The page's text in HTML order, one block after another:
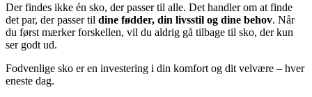
Der findes ikke én sko, der passer til alle. Det handler om at finde
det par, der passer til dine fødder, din livsstil og dine behov. Når
du først mærker forskellen, vil du aldrig gå tilbage til sko, der kun
ser godt ud.
Fodvenlige sko er en investering i din komfort og dit velvære – hver
eneste dag.